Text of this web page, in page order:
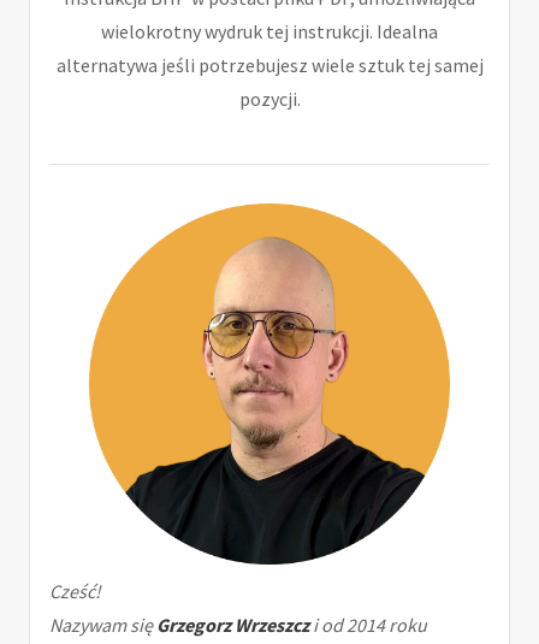
wielokrotny wydruk tej instrukcji. Idealna
alternatywa jeśli potrzebujesz wiele sztuk tej samej
pozycji.
Cześć!
Nazywam sięGrzegorz Wrzeszczi od 2014 roku